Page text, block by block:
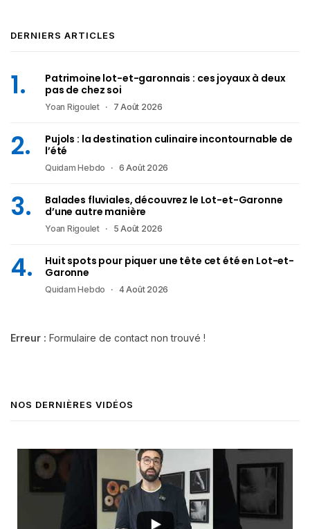
DERNIERS ARTICLES
Patrimoine lot-et-garonnais : ces joyaux à deux
pas de chez soi
Yoan Rigoulet 7 Août 2026
Pujols : la destination culinaire incontournable de
l’été
Quidam Hebdo 6 Août 2026
Balades fluviales, découvrez le Lot-et-Garonne
d’une autre manière
Yoan Rigoulet 5 Août 2026
Huit spots pour piquer une tête cet été en Lot-et-
Garonne
Quidam Hebdo 4 Août 2026
Erreur : Formulaire de contact non trouvé !
NOS DERNIÈRES VIDÉOS